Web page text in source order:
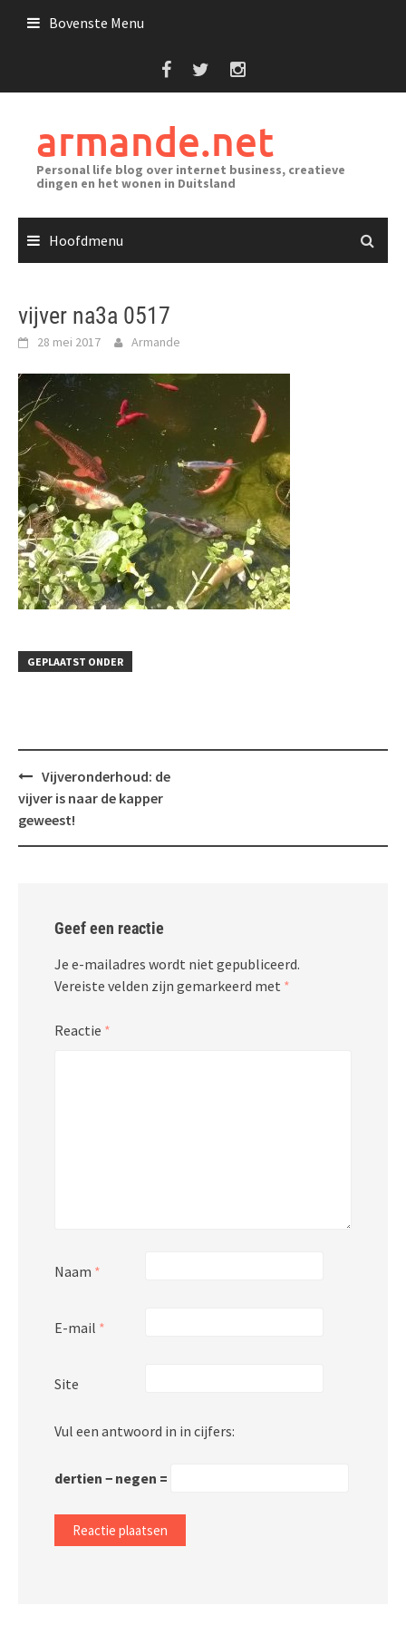
Bovenste Menu
armande.net
Personal life blog over internet business, creatieve
dingen en het wonen in Duitsland
Hoofdmenu
vijver na3a 0517
28 mei 2017 Armande
GEPLAATST ONDER
Bericht
navigatie
Vijveronderhoud: de
vijver is naar de kapper
geweest!
Geef een reactie
Je e-mailadres wordt niet gepubliceerd.
Vereiste velden zijn gemarkeerd met *
Reactie *
Naam *
E-mail *
Site
Vul een antwoord in in cijfers:
dertien − negen =